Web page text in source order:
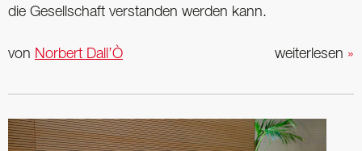
die Gesellschaft verstanden werden kann.
weiterlesen »
von Norbert Dall’Ò